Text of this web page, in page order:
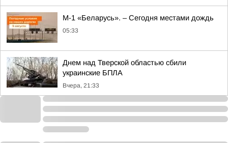
М-1 «Беларусь». – Сегодня местами дождь
05:33
Днем над Тверской областью сбили
украинские БПЛА
Вчера, 21:33